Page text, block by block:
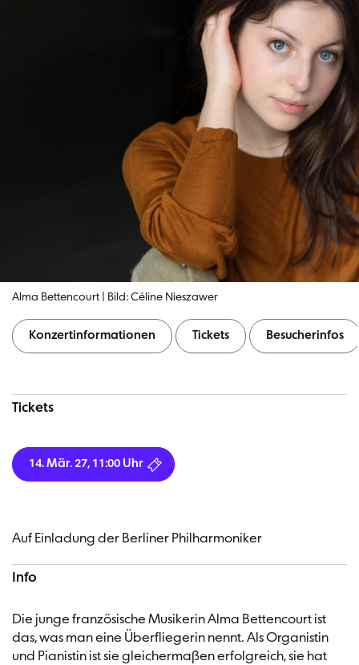
Alma Bettencourt | Bild: Céline Nieszawer
Konzertinformationen Tickets Besucherinfos
Tickets
14. Mär. 27, 11:00 Uhr
Auf Einladung der Berliner Philharmoniker
Info
Die junge französische Musikerin Alma Bettencourt ist
das, was man eine Überfliegerin nennt. Als Organistin
und Pianistin ist sie gleichermaßen erfolgreich, sie hat